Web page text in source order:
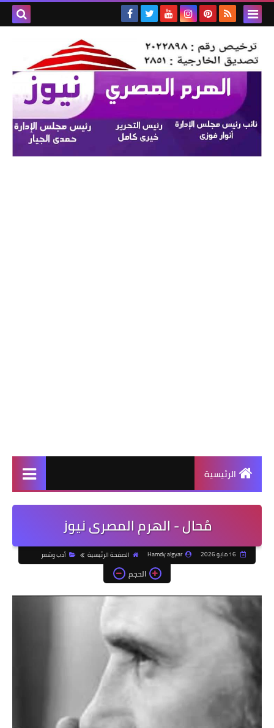
الرئيسية
مُحال - الهرم المصرى نيوز
Hamdy algyar الصفحة الرئيسية أدب وشعر
الحجم